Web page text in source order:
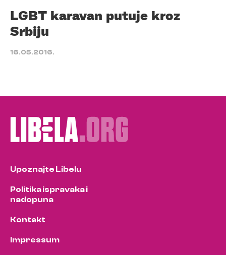
LGBT karavan putuje kroz
Srbiju
16.05.2016.
Upoznajte Libelu
Politika ispravaka i
nadopuna
Kontakt
Impressum